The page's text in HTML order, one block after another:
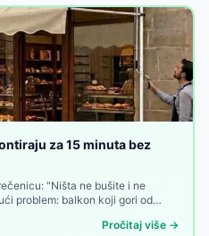
za 15 minuta bez
"Ništa ne bušite i ne
problem: balkon koji gori od
— ali ako ga traži bušenje
Pročitaj više →